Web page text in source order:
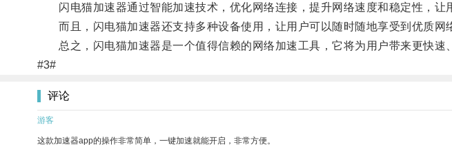
闪电猫加速器通过智能加速技术，优化网络连接，提升网络速度和稳定性，让
而且，闪电猫加速器还支持多种设备使用，让用户可以随时随地享受到优质网
总之，闪电猫加速器是一个值得信赖的网络加速工具，它将为用户带来更快速
#3#
评论
游客
这款加速器app的操作非常简单，一键加速就能开启，非常方便。